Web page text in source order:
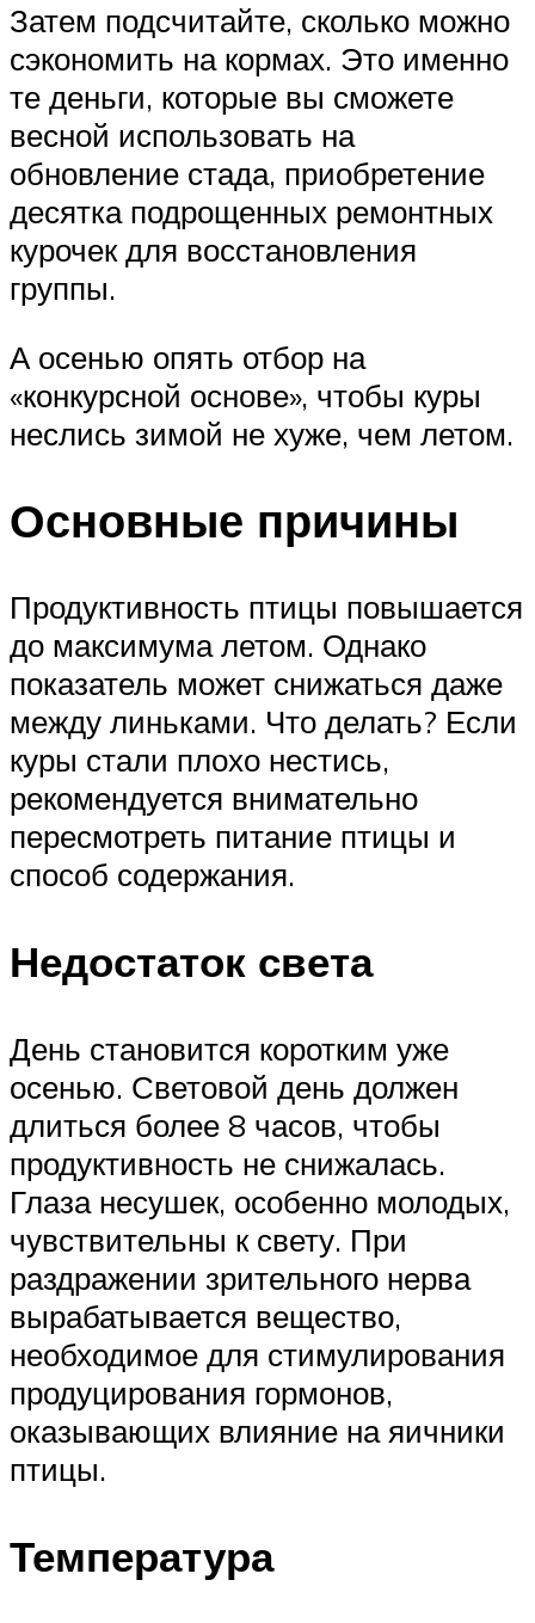
Затем подсчитайте, сколько можно
сэкономить на кормах. Это именно
те деньги, которые вы сможете
весной использовать на
обновление стада, приобретение
десятка подрощенных ремонтных
курочек для восстановления
группы.
А осенью опять отбор на
«конкурсной основе», чтобы куры
неслись зимой не хуже, чем летом.
Основные причины
Продуктивность птицы повышается
до максимума летом. Однако
показатель может снижаться даже
между линьками. Что делать? Если
куры стали плохо нестись,
рекомендуется внимательно
пересмотреть питание птицы и
способ содержания.
Недостаток света
День становится коротким уже
осенью. Световой день должен
длиться более 8 часов, чтобы
продуктивность не снижалась.
Глаза несушек, особенно молодых,
чувствительны к свету. При
раздражении зрительного нерва
вырабатывается вещество,
необходимое для стимулирования
продуцирования гормонов,
оказывающих влияние на яичники
птицы.
Температура